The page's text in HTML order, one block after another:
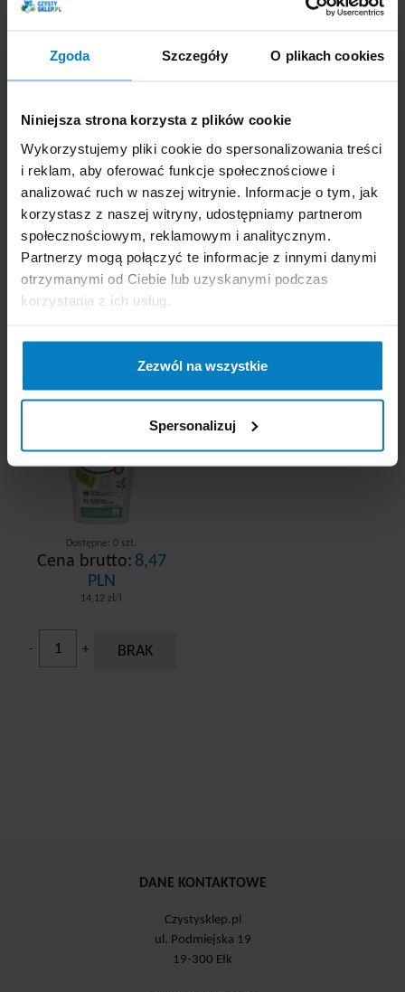
Zgoda Szczegóły O plikach cookies
Niniejsza strona korzysta z plików cookie
Wykorzystujemy pliki cookie do spersonalizowania treści
i reklam, aby oferować funkcje społecznościowe i
analizować ruch w naszej witrynie. Informacje o tym, jak
korzystasz z naszej witryny, udostępniamy partnerom
społecznościowym, reklamowym i analitycznym.
Partnerzy mogą połączyć te informacje z innymi danymi
otrzymanymi od Ciebie lub uzyskanymi podczas
korzystania z ich usług.
Zezwól na wszystkie
Spersonalizuj
Cena brutto:
16,92
+ KUPUJĘ
Cena brutto: 13,32
+
Ludwik ekologiczny płyn
do mycia szyb i luster
Dostępne: 0 szt.
Cena brutto: 8,47
PLN
14,12 zł/l
- + BRAK
DANE KONTAKTOWE
Czystysklep.pl
ul. Podmiejska 19
19-300 Ełk